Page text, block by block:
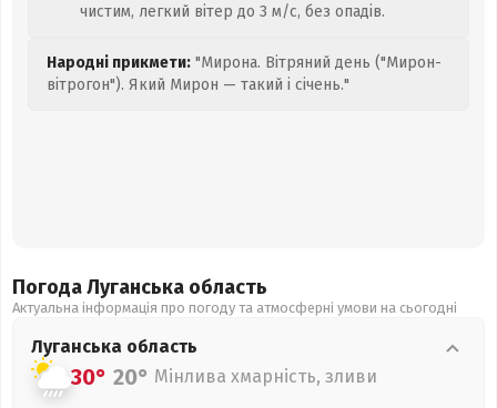
чистим, легкий вітер до 3 м/с, без опадів.
Народні прикмети: "Мирона. Вітряний день ("Мирон-
вітрогон"). Який Мирон — такий і січень."
Погода Луганська область
Актуальна інформація про погоду та атмосферні умови на сьогодні
Луганська область
30° 20° Мінлива хмарність, зливи